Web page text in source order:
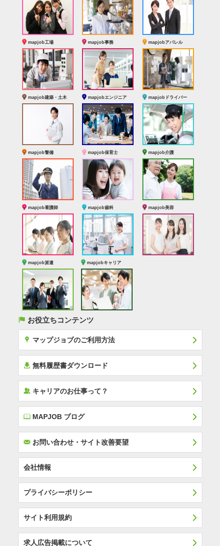
mapjob工場 mapjob事務 mapjobアパレル
mapjob建築・土木 mapjobエンジニア mapjobドライバー
mapjob警備 mapjob保育士 mapjob介護
mapjob看護師 mapjob歯科 mapjob美容
mapjob派遣 mapjobキャリア
( お役立ちコンテンツ
x マップジョブのご利用方法
í 無料履歴書ダウンロード
‰キャリアのお仕事って？
EMAPJOB ブログ
Fお問い合わせ・サイト改善要望
会社情報
プライバシーポリシー
サイト利用規約
求人広告掲載について